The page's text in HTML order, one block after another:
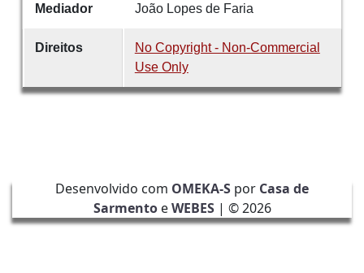
Mediador João Lopes de Faria
Direitos
No Copyright - Non-Commercial
Use Only
Desenvolvido com OMEKA-S por Casa de
SarmentoeWEBES| ©2026